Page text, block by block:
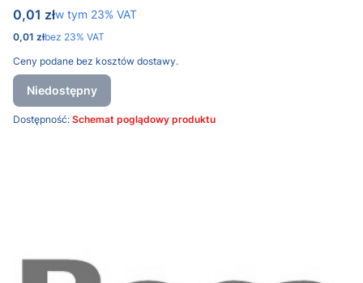
Cena brutto
0,01 złw tym %s VAT
w tym 23% VAT
Cena netto
0,01 złbez 23% VAT
Ceny podane bez kosztów dostawy.
Niedostępny
Dostępność: Schemat poglądowy produktu